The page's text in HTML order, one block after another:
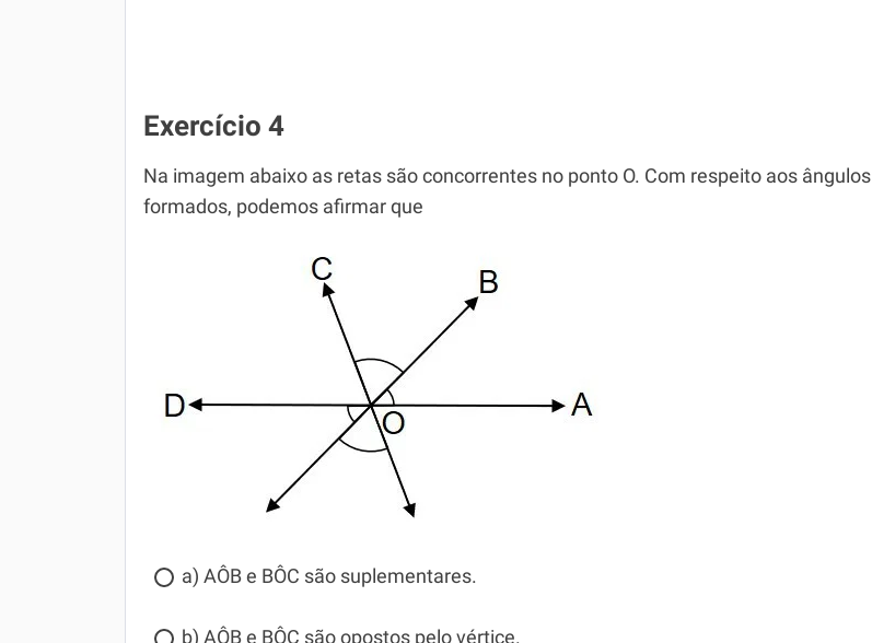
Exercício 4
Na imagem abaixo as retas são concorrentes no ponto O. Com respeito aos ângulos
formados, podemos afirmar que
a) AÔB e BÔC são suplementares.
b) AÔB e BÔC são opostos pelo vértice.